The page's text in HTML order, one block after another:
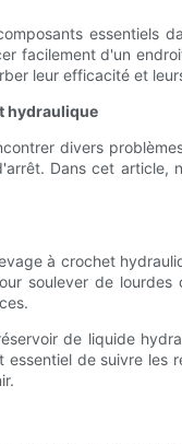
essentiels
facilement d'un
leur efficacité et
hydraulique
divers
Dans cet
à crochet
soulever de
de liquide
de suivre